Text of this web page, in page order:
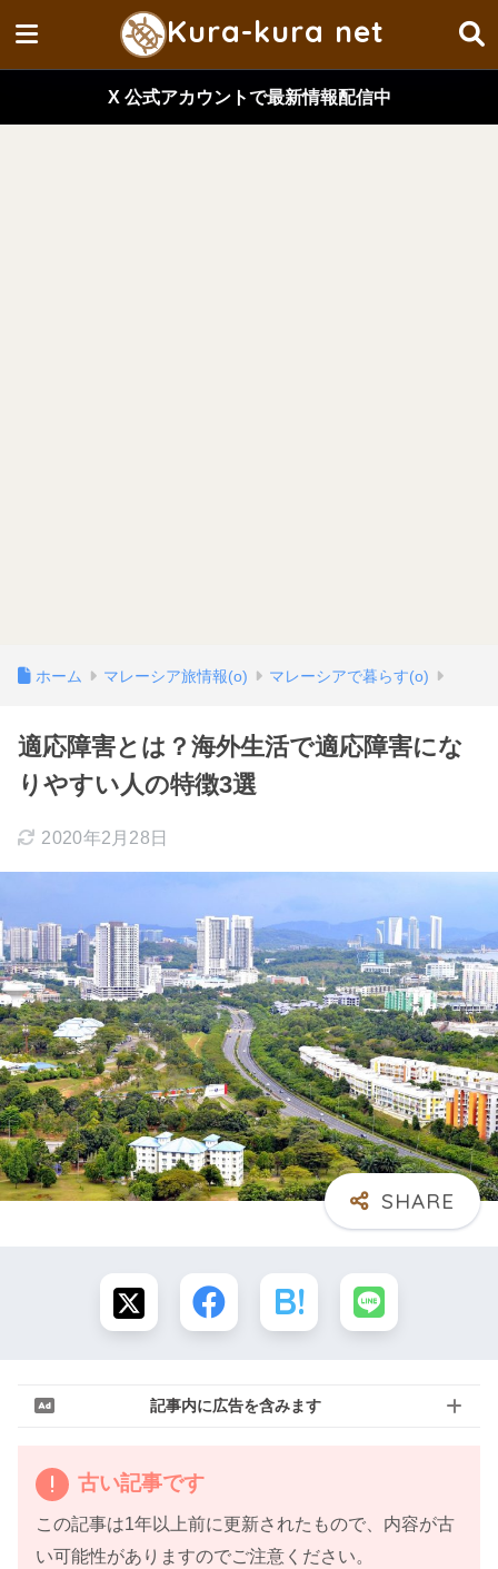
Kura-kura net
X 公式アカウントで最新情報配信中
ホーム マレーシア旅情報(o) マレーシアで暮らす(o)
適応障害とは？海外生活で適応障害にな
りやすい人の特徴3選
2020年2月28日
記事内に広告を含みます
古い記事です
この記事は1年以上前に更新されたもので、内容が古
い可能性がありますのでご注意ください。